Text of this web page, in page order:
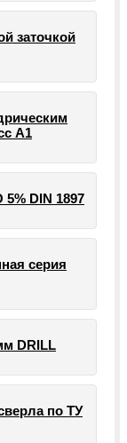
заточкой
А1
DIN 1897
серия
DRILL
по ТУ